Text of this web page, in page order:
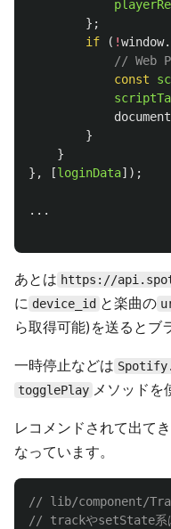
};
if
( !window.
// Web
const
document
}
}
},
[loginData]);
...
あとは https://
に device_id と楽曲の
ら取得可能)を送るとブ
一時停止などは
togglePlay メソッドを
レコメンドされて出て
なっています。
// lib/component/
// trackやsetState系は